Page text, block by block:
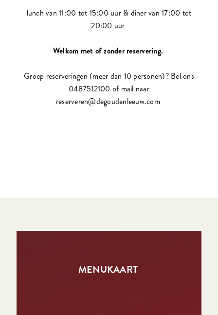
lunch van 11:00 tot 15:00 uur & diner van 17:00 tot
20:00 uur
Welkom met of zonder reservering.
Groep reserveringen (meer dan 10 personen)? Bel ons
0487512100 of mail naar
reserveren@degoudenleeuw.com
MENUKAART